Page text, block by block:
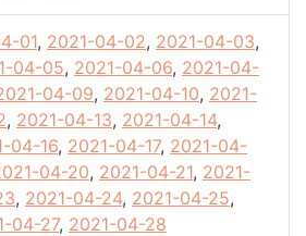
01, 2021-04-02, 2021-04-03,
04-05, 2021-04-06, 2021-04-
04-09, 2021-04-10, 2021-
, 2021-04-13, 2021-04-14,
04-16, 2021-04-17, 2021-04-
04-20, 2021-04-21, 2021-
, 2021-04-24, 2021-04-25,
04-27, 2021-04-28